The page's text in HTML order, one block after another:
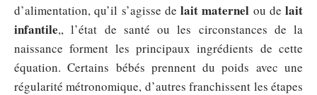
d’alimentation, qu’il s’agisse de lait maternel ou de lait
infantile,, l’état de santé ou les circonstances de la
naissance forment les principaux ingrédients de cette
équation. Certains bébés prennent du poids avec une
régularité métronomique, d’autres franchissent les étapes